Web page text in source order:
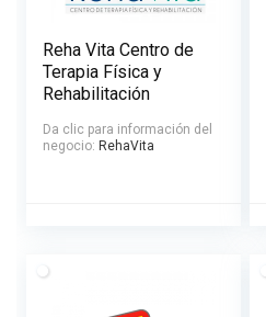
Reha Vita Centro de
Terapia Física y
Rehabilitación
Da clic para información del
negocio: RehaVita